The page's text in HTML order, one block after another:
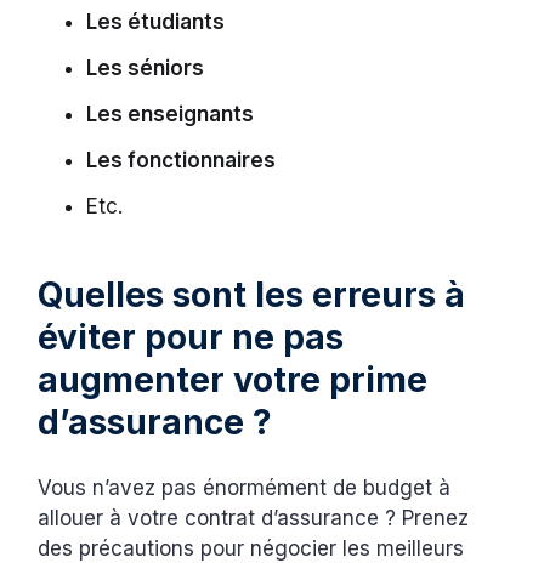
Les étudiants
Les séniors
Les enseignants
Les fonctionnaires
Etc.
Quelles sont les erreurs à
éviter pour ne pas
augmenter votre prime
d’assurance ?
Vous n’avez pas énormément de budget à
allouer à votre contrat d’assurance ? Prenez
des précautions pour négocier les meilleurs